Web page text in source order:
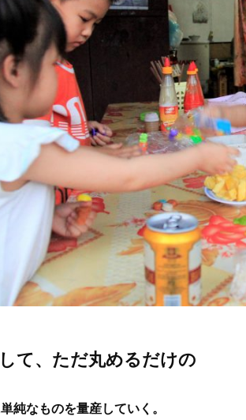
て、ただ丸めるだけの
純なものを量産していく。